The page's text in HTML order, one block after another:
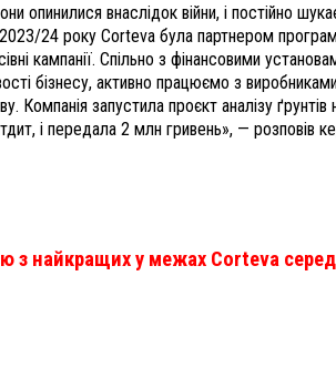
внаслідок війни, і постійно
24 року Corteva була партнером
кампанії. Спільно з фінансовими
бізнесу, активно працюємо з
запустила проєкт аналізу
і передала 2 млн гривень», — розповів
з найкращих у межах Corteva